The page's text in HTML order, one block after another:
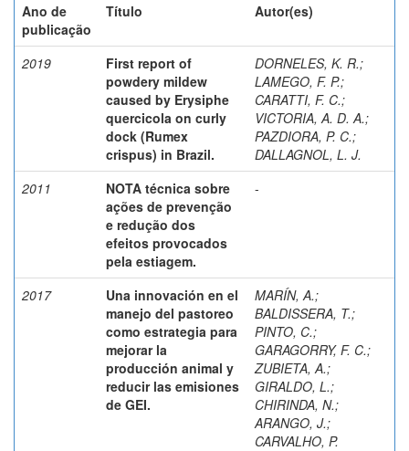
Ano de
publicação
Título Autor(es)
2019
First report of
powdery mildew
caused by Erysiphe
quercicola on curly
dock (Rumex
crispus) in Brazil.
DORNELES, K. R.;
LAMEGO, F. P.;
CARATTI, F. C.;
VICTORIA, A. D. A.;
PAZDIORA, P. C.;
DALLAGNOL, L. J.
2011
NOTA técnica sobre
ações de prevenção
e redução dos
efeitos provocados
pela estiagem.
-
2017
Una innovación en el
manejo del pastoreo
como estrategia para
mejorar la
producción animal y
reducir las emisiones
de GEI.
MARÍN, A.;
BALDISSERA, T.;
PINTO, C.;
GARAGORRY, F. C.;
ZUBIETA, A.;
GIRALDO, L.;
CHIRINDA, N.;
ARANGO, J.;
CARVALHO, P.